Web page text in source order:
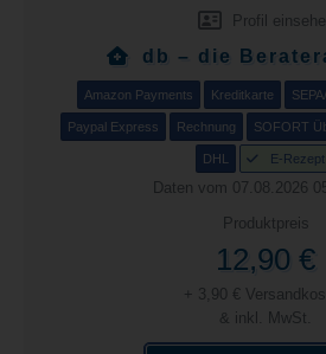
Profil
db – die
Amazon Payments Kreditkarte
Paypal Express Rechnung SOFORT
DHL E-Rezept
Daten vom 07.08.2026
Produktpreis
12,90 €
+ 3,90 €
& inkl. MwSt.